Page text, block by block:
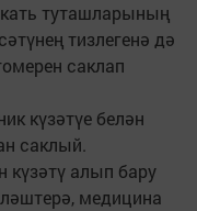
туташларының
тизлегенә дә
саклап
күзәтүе белән
саклый.
күзәтү алып бару
медицина